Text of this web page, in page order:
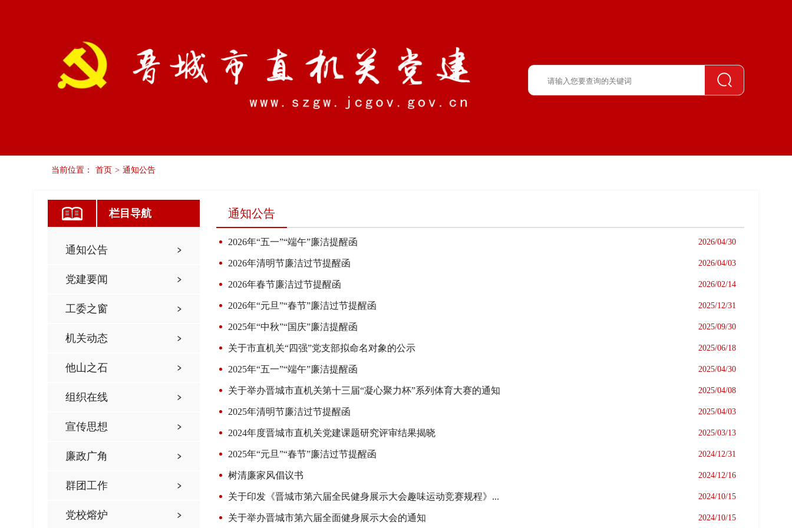
党建要闻 通知公告
当前位置： 首页 > 通知公告
栏目导航
通知公告
党建要闻
工委之窗
机关动态
他山之石
组织在线
宣传思想
廉政广角
群团工作
党校熔炉
通知公告
2026年“五一”“端午”廉洁提醒函 2026/04/30
2026年清明节廉洁过节提醒函 2026/04/03
2026年春节廉洁过节提醒函 2026/02/14
2026年“元旦”“春节”廉洁过节提醒函 2025/12/31
2025年“中秋”“国庆”廉洁提醒函 2025/09/30
关于市直机关“四强”党支部拟命名对象的公示 2025/06/18
2025年“五一”“端午”廉洁提醒函 2025/04/30
关于举办晋城市直机关第十三届“凝心聚力杯”系列体育大赛的通知 2025/04/08
2025年清明节廉洁过节提醒函 2025/04/03
2024年度晋城市直机关党建课题研究评审结果揭晓 2025/03/13
2025年“元旦”“春节”廉洁过节提醒函 2024/12/31
树清廉家风倡议书 2024/12/16
关于印发《晋城市第六届全民健身展示大会趣味运动竞赛规程》... 2024/10/15
关于举办晋城市第六届全面健身展示大会的通知 2024/10/15